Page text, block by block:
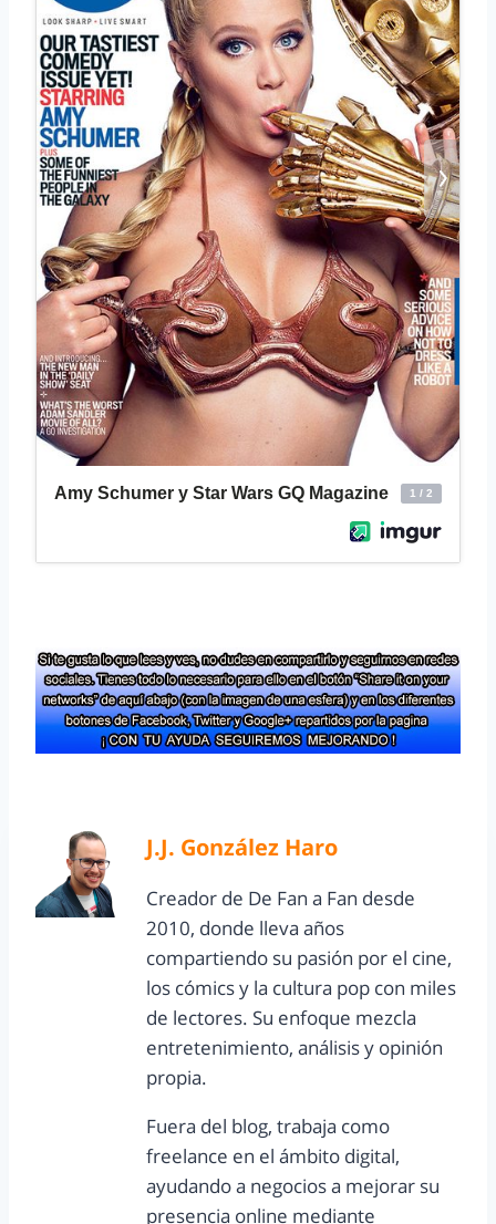
J.J. González Haro
Creador de De Fan a Fan desde
2010, donde lleva años
compartiendo su pasión por el cine,
los cómics y la cultura pop con miles
de lectores. Su enfoque mezcla
entretenimiento, análisis y opinión
propia.
Fuera del blog, trabaja como
freelance en el ámbito digital,
ayudando a negocios a mejorar su
presencia online mediante